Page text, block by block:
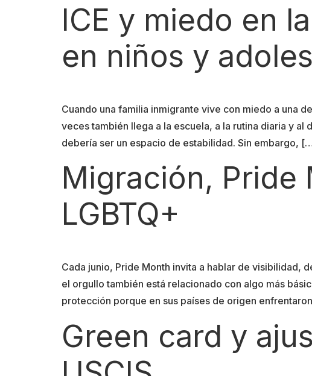
ICE y miedo en
en niños y
Cuando una familia inmigrante vive con miedo a una
veces también llega a la escuela, a la rutina diaria y
debería ser un espacio de estabilidad. Sin embargo,
Migración, Pride
LGBTQ+
Cada junio, Pride Month invita a hablar de visibilidad,
el orgullo también está relacionado con algo más
protección porque en sus países de origen
Green card y